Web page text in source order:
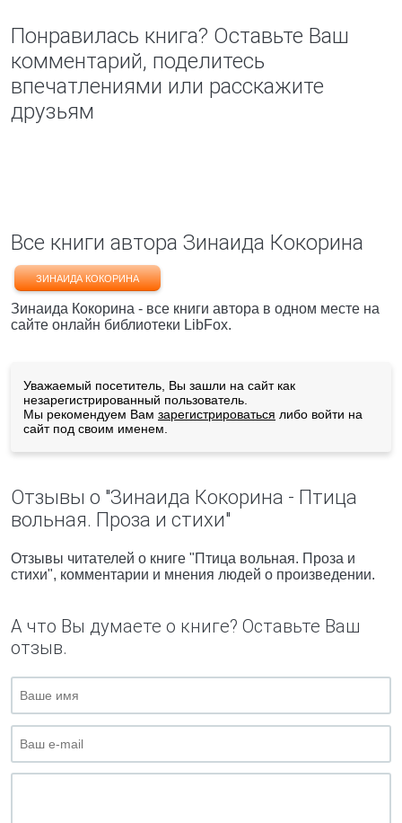
Понравилась книга? Оставьте Ваш
комментарий, поделитесь
впечатлениями или расскажите
друзьям
Все книги автора Зинаида Кокорина
ЗИНАИДА КОКОРИНА
Зинаида Кокорина - все книги автора в одном месте на
сайте онлайн библиотеки LibFox.
Уважаемый посетитель, Вы зашли на сайт как
незарегистрированный пользователь.
Мы рекомендуем Вам зарегистрироваться либо войти на
сайт под своим именем.
Отзывы о "Зинаида Кокорина - Птица
вольная. Проза и стихи"
Отзывы читателей о книге "Птица вольная. Проза и
стихи", комментарии и мнения людей о произведении.
А что Вы думаете о книге? Оставьте Ваш
отзыв.